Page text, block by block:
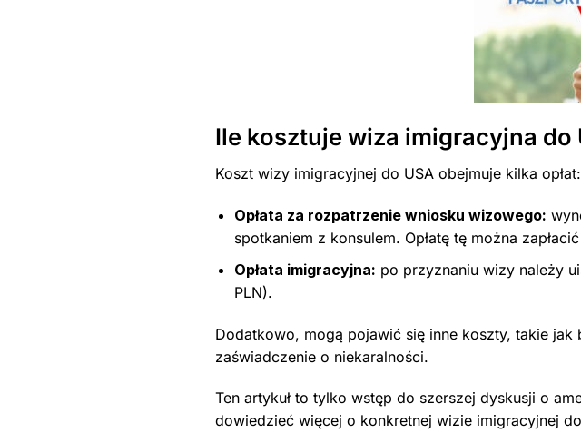
Ile kosztuje wiza imigracyjna do
Koszt wizy imigracyjnej do USA obejmuje kilka opłat:
Opłata za rozpatrzenie wniosku wizowego:
spotkaniem z konsulem. Opłatę tę można
Opłata imigracyjna: po przyznaniu wizy należy
PLN).
Dodatkowo, mogą pojawić się inne koszty, takie
zaświadczenie o niekaralności.
Ten artykuł to tylko wstęp do szerszej dyskusji o
dowiedzieć więcej o konkretnej wizie imigracyjnej